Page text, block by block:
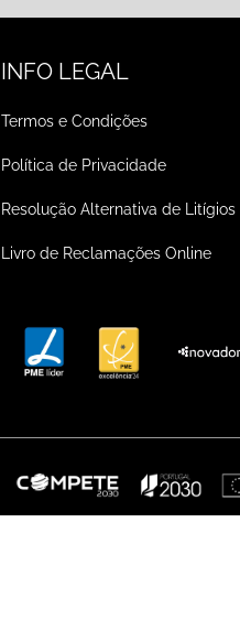
INFO LEGAL
Termos e Condições
Política de Privacidade
Resolução Alternativa de Litígios
Livro de Reclamações Online